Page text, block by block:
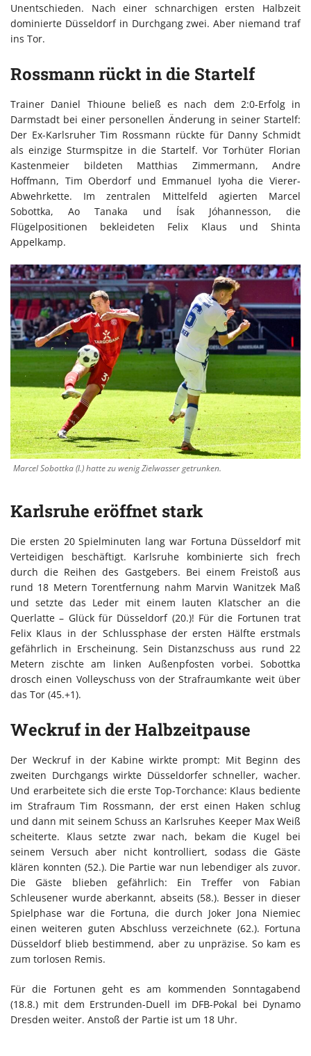
Unentschieden. Nach einer schnarchigen ersten Halbzeit
dominierte Düsseldorf in Durchgang zwei. Aber niemand traf
ins Tor.
Rossmann rückt in die Startelf
Trainer Daniel Thioune beließ es nach dem 2:0-Erfolg in
Darmstadt bei einer personellen Änderung in seiner Startelf:
Der Ex-Karlsruher Tim Rossmann rückte für Danny Schmidt
als einzige Sturmspitze in die Startelf. Vor Torhüter Florian
Kastenmeier bildeten Matthias Zimmermann, Andre
Hoffmann, Tim Oberdorf und Emmanuel Iyoha die Vierer-
Abwehrkette. Im zentralen Mittelfeld agierten Marcel
Sobottka, Ao Tanaka und Ísak Jóhannesson, die
Flügelpositionen bekleideten Felix Klaus und Shinta
Appelkamp.
Marcel Sobottka (l.) hatte zu wenig Zielwasser getrunken.
Karlsruhe eröffnet stark
Die ersten 20 Spielminuten lang war Fortuna Düsseldorf mit
Verteidigen beschäftigt. Karlsruhe kombinierte sich frech
durch die Reihen des Gastgebers. Bei einem Freistoß aus
rund 18 Metern Torentfernung nahm Marvin Wanitzek Maß
und setzte das Leder mit einem lauten Klatscher an die
Querlatte – Glück für Düsseldorf (20.)! Für die Fortunen trat
Felix Klaus in der Schlussphase der ersten Hälfte erstmals
gefährlich in Erscheinung. Sein Distanzschuss aus rund 22
Metern zischte am linken Außenpfosten vorbei. Sobottka
drosch einen Volleyschuss von der Strafraumkante weit über
das Tor (45.+1).
Weckruf in der Halbzeitpause
Der Weckruf in der Kabine wirkte prompt: Mit Beginn des
zweiten Durchgangs wirkte Düsseldorfer schneller, wacher.
Und erarbeitete sich die erste Top-Torchance: Klaus bediente
im Strafraum Tim Rossmann, der erst einen Haken schlug
und dann mit seinem Schuss an Karlsruhes Keeper Max Weiß
scheiterte. Klaus setzte zwar nach, bekam die Kugel bei
seinem Versuch aber nicht kontrolliert, sodass die Gäste
klären konnten (52.). Die Partie war nun lebendiger als zuvor.
Die Gäste blieben gefährlich: Ein Treffer von Fabian
Schleusener wurde aberkannt, abseits (58.). Besser in dieser
Spielphase war die Fortuna, die durch Joker Jona Niemiec
einen weiteren guten Abschluss verzeichnete (62.). Fortuna
Düsseldorf blieb bestimmend, aber zu unpräzise. So kam es
zum torlosen Remis.
Für die Fortunen geht es am kommenden Sonntagabend
(18.8.) mit dem Erstrunden-Duell im DFB-Pokal bei Dynamo
Dresden weiter. Anstoß der Partie ist um 18 Uhr.